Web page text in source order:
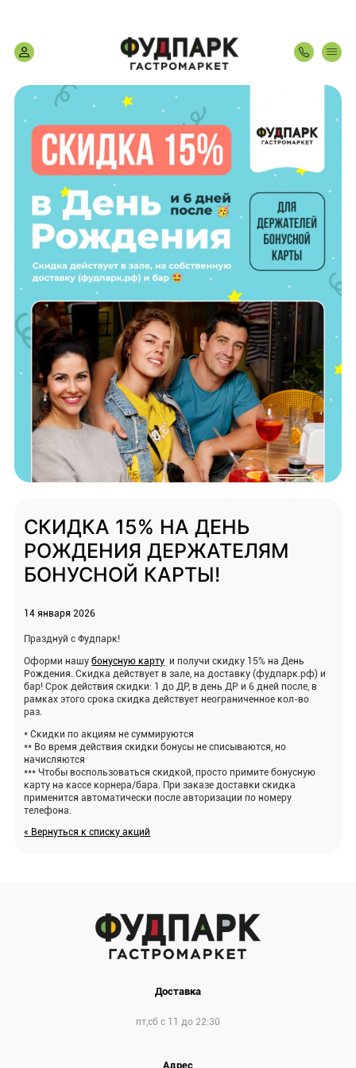
СКИДКА 15% НА ДЕНЬ
РОЖДЕНИЯ ДЕРЖАТЕЛЯМ
БОНУСНОЙ КАРТЫ!
14 января 2026
Празднуй с Фудпарк!
Оформи нашубонусную карту и получи скидку 15% на День
Рождения. Скидка действует в зале, на доставку (фудпарк.рф) и
бар! Срок действия скидки: 1 до ДР, в день ДР и 6 дней после, в
рамках этого срока скидка действует неограниченное кол-во
раз.
* Скидки по акциям не суммируются
** Во время действия скидки бонусы не списываются, но
начисляются
*** Чтобы воспользоваться скидкой, просто примите бонусную
карту на кассе корнера/бара. При заказе доставки скидка
применится автоматически после авторизации по номеру
телефона.
« Вернуться к списку акций
Доставка
пт,сб с 11 до 22:30
Адрес